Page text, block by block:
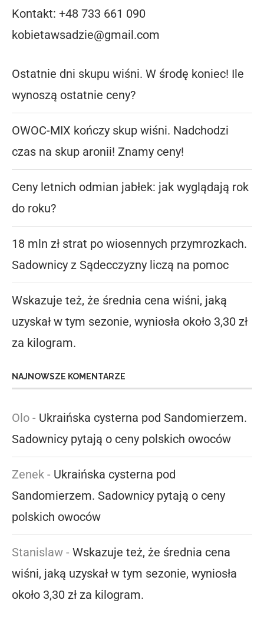
Kontakt: +48 733 661 090
kobietawsadzie@gmail.com
Ostatnie dni skupu wiśni. W środę koniec! Ile
wynoszą ostatnie ceny?
OWOC-MIX kończy skup wiśni. Nadchodzi
czas na skup aronii! Znamy ceny!
Ceny letnich odmian jabłek: jak wyglądają rok
do roku?
18 mln zł strat po wiosennych przymrozkach.
Sadownicy z Sądecczyzny liczą na pomoc
Wskazuje też, że średnia cena wiśni, jaką
uzyskał w tym sezonie, wyniosła około 3,30 zł
za kilogram.
NAJNOWSZE KOMENTARZE
Olo - Ukraińska cysterna pod Sandomierzem.
Sadownicy pytają o ceny polskich owoców
Zenek - Ukraińska cysterna pod
Sandomierzem. Sadownicy pytają o ceny
polskich owoców
Stanislaw - Wskazuje też, że średnia cena
wiśni, jaką uzyskał w tym sezonie, wyniosła
około 3,30 zł za kilogram.